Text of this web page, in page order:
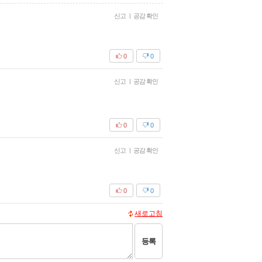
신고 | 공감 확인
0
0
신고 | 공감 확인
0
0
신고 | 공감 확인
0
0
새로고침
등록